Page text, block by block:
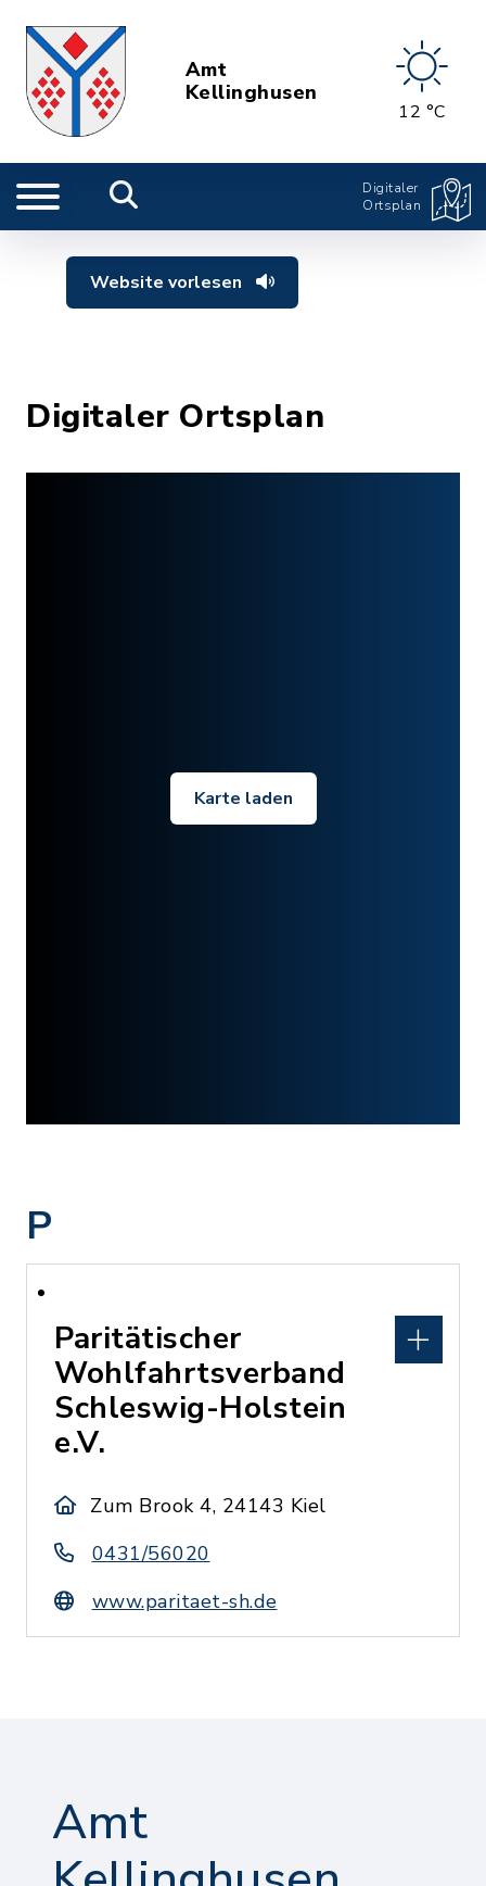
Amt
Kellinghusen
12 °C
Digitaler
Ortsplan
Website vorlesen
Digitaler Ortsplan
Karte laden
P
Paritätischer
Wohlfahrtsverband
Schleswig-Holstein
e.V.
Zum Brook 4, 24143 Kiel
0431/56020
www.paritaet-sh.de
Amt